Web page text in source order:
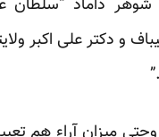
و دکتر علی اکبر